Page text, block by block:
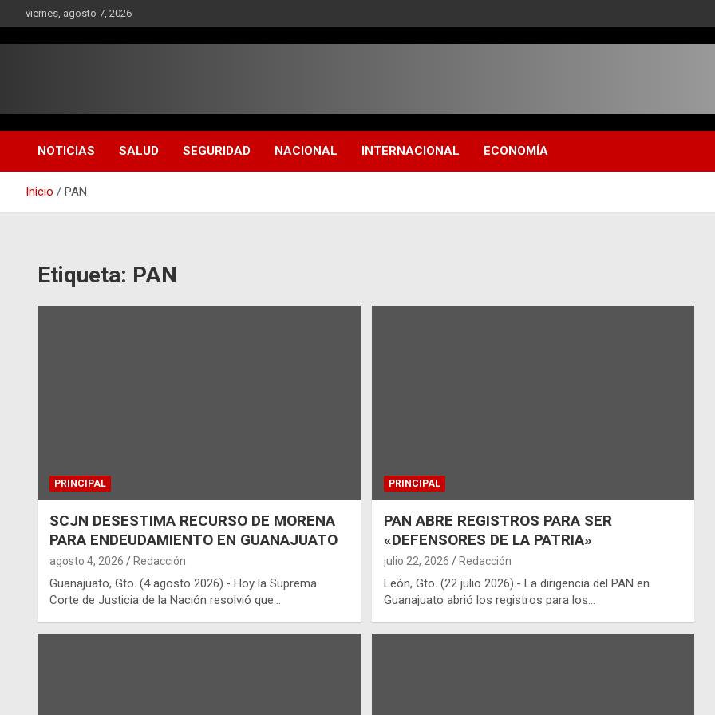
al
contenido
viernes, agosto 7, 2026
NOTICIAS SALUD SEGURIDAD NACIONAL INTERNACIONAL ECONOMÍA
Inicio PAN
Etiqueta: PAN
PRINCIPAL
SCJN DESESTIMA RECURSO DE MORENA
PARA ENDEUDAMIENTO EN GUANAJUATO
agosto 4, 2026 Redacción
Guanajuato, Gto. (4 agosto 2026).- Hoy la Suprema
Corte de Justicia de la Nación resolvió que…
PRINCIPAL
PAN ABRE REGISTROS PARA SER
«DEFENSORES DE LA PATRIA»
julio 22, 2026 Redacción
León, Gto. (22 julio 2026).- La dirigencia del PAN en
Guanajuato abrió los registros para los…